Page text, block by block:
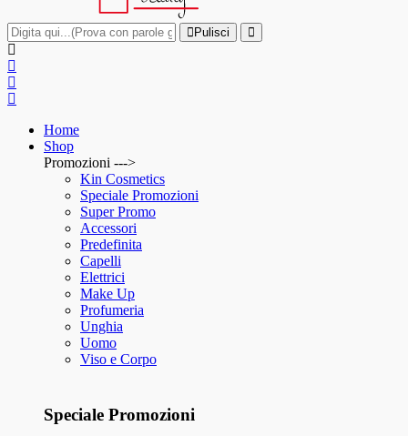
Pulisci
Home
Shop
Promozioni --->
Kin Cosmetics
Speciale Promozioni
Super Promo
Accessori
Predefinita
Capelli
Elettrici
Make Up
Profumeria
Unghia
Uomo
Viso e Corpo
Speciale Promozioni